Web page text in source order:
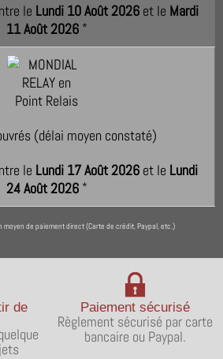
le Lundi 10 Août 2026et le Mardi
11 Août 2026 *
(délai moyen constaté)
le Lundi 17 Août 2026 et le Lundi
24 Août 2026 *
de paiement direct (Carte de crédit, Paypal, etc.)
de
Paiement sécurisé
Règlement sécurisé par carte
bancaire ou Paypal.